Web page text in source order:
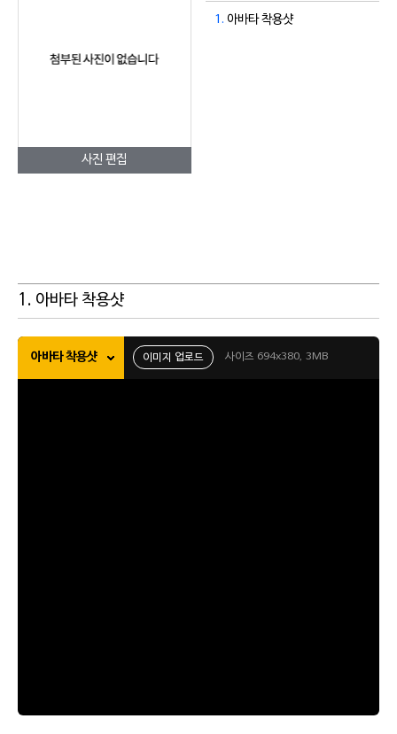
사진 편집
1. 아바타 착용샷
1. 아바타 착용샷
아바타 착용샷 이미지 업로드 사이즈 694x380, 3MB